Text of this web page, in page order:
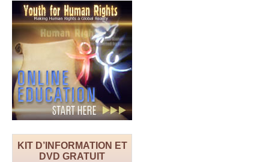
KIT D’INFORMATION ET
DVD GRATUIT